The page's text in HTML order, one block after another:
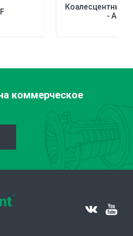
Коалесцентные
- AGF
коммерческое